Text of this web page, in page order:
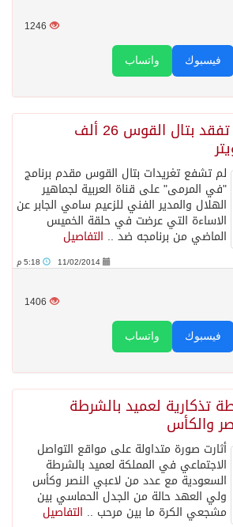
1246
واتساب فيسبوك
حملة هلالية تفقد بتال القوس 26 ألف
لم تشفع تغريدات بتال القوس مقدم برنامج
"في المرمى" على قناة العربية لجماهير
الهلال والمدير الفني للزعيم سامي الجابر عن
الاساءة التي عرضت في حلقة الخميس
الماضي من برنامجه ضد .. التفاصيل
11/02/2014
1406
واتساب فيسبوك
تذكارية لعميد بالشرطة
والكأس
أثارت صورة متداولة على مواقع التواصل
الاجتماعي في المملكة لعميد بالشرطة
السعودية مع عدد من لاعبي النصر وكأس
ولي العهد حالة من الجدل الحماسي بين
مشجعي الكرة ما بين مرحب .. التفاصيل